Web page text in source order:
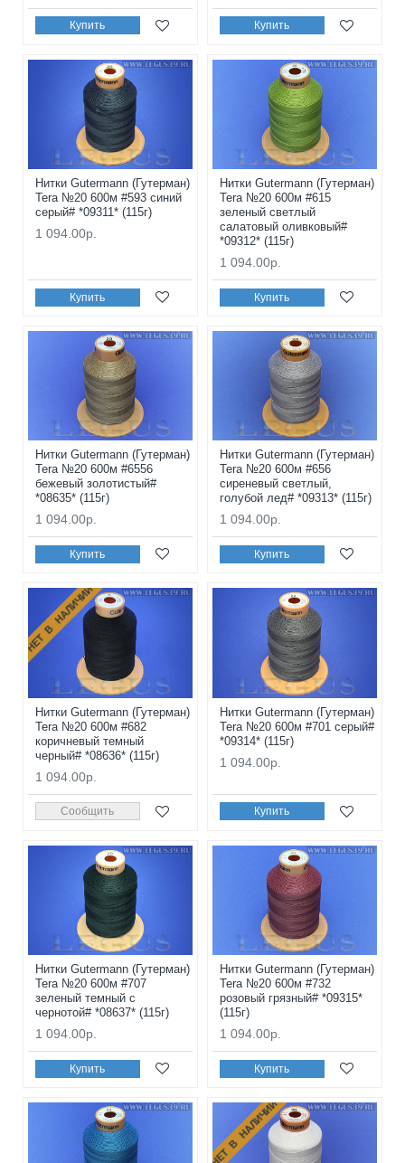
Купить Купить
Нитки Gutermann (Гутерман)
Tera №20 600м #593 синий
серый# *09311* (115г)
1 094.00р.
Купить
Нитки Gutermann (Гутерман)
Tera №20 600м #615
зеленый светлый
салатовый оливковый#
*09312* (115г)
1 094.00р.
Купить
Нитки Gutermann (Гутерман)
Tera №20 600м #6556
бежевый золотистый#
*08635* (115г)
1 094.00р.
Купить
Нитки Gutermann (Гутерман)
Tera №20 600м #656
сиреневый светлый,
голубой лед# *09313* (115г)
1 094.00р.
Купить
НЕТ В НАЛИЧИИ
Нитки Gutermann (Гутерман)
Tera №20 600м #682
коричневый темный
черный# *08636* (115г)
1 094.00р.
Сообщить
Нитки Gutermann (Гутерман)
Tera №20 600м #701 серый#
*09314* (115г)
1 094.00р.
Купить
Нитки Gutermann (Гутерман)
Tera №20 600м #707
зеленый темный с
чернотой# *08637* (115г)
1 094.00р.
Купить
Нитки Gutermann (Гутерман)
Tera №20 600м #732
розовый грязный# *09315*
(115г)
1 094.00р.
Купить
НЕТ В НАЛИЧИИ